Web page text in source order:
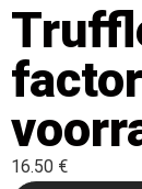
16.50 €